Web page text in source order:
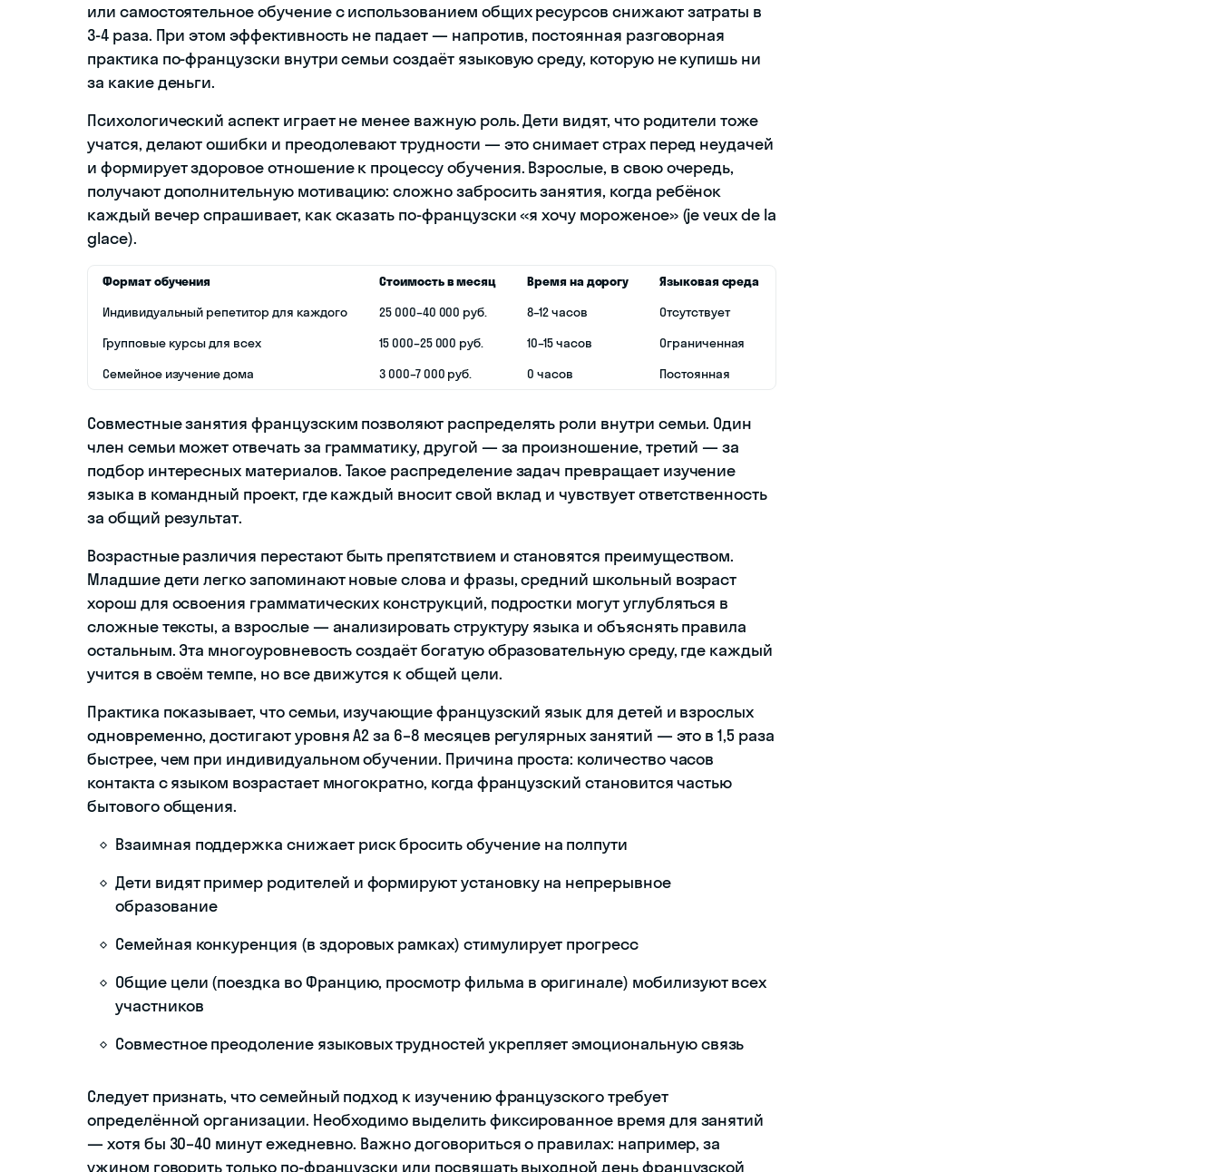
или самостоятельное обучение с использованием общих ресурсов снижают затраты в
3-4 раза. При этом эффективность не падает — напротив, постоянная разговорная
практика по-французски внутри семьи создаёт языковую среду, которую не купишь ни
за какие деньги.
Психологический аспект играет не менее важную роль. Дети видят, что родители тоже
учатся, делают ошибки и преодолевают трудности — это снимает страх перед неудачей
и формирует здоровое отношение к процессу обучения. Взрослые, в свою очередь,
получают дополнительную мотивацию: сложно забросить занятия, когда ребёнок
каждый вечер спрашивает, как сказать по-французски «я хочу мороженое» (je veux de la
glace).
Формат обучения Стоимость в месяц Время на дорогу
Языковая среда
Индивидуальный репетитор для каждого
25 000–40 000 руб. 8–12 часов
Отсутствует
Групповые курсы для всех
15 000–25 000 руб. 10–15 часов
Ограниченная
Семейное изучение дома
3 000–7 000 руб. 0 часов Постоянная
Совместные занятия французским позволяют распределять роли внутри семьи. Один
член семьи может отвечать за грамматику, другой — за произношение, третий — за
подбор интересных материалов. Такое распределение задач превращает изучение
языка в командный проект, где каждый вносит свой вклад и чувствует ответственность
за общий результат.
Возрастные различия перестают быть препятствием и становятся преимуществом.
Младшие дети легко запоминают новые слова и фразы, средний школьный возраст
хорош для освоения грамматических конструкций, подростки могут углубляться в
сложные тексты, а взрослые — анализировать структуру языка и объяснять правила
остальным. Эта многоуровневость создаёт богатую образовательную среду, где каждый
учится в своём темпе, но все движутся к общей цели.
Практика показывает, что семьи, изучающие французский язык для детей и взрослых
одновременно, достигают уровня A2 за 6–8 месяцев регулярных занятий — это в 1,5 раза
быстрее, чем при индивидуальном обучении. Причина проста: количество часов
контакта с языком возрастает многократно, когда французский становится частью
бытового общения.
Взаимная поддержка снижает риск бросить обучение на полпути
Дети видят пример родителей и формируют установку на непрерывное
образование
Семейная конкуренция (в здоровых рамках) стимулирует прогресс
Общие цели (поездка во Францию, просмотр фильма в оригинале) мобилизуют всех
участников
Совместное преодоление языковых трудностей укрепляет эмоциональную связь
Следует признать, что семейный подход к изучению французского требует
определённой организации. Необходимо выделить фиксированное время для занятий
— хотя бы 30–40 минут ежедневно. Важно договориться о правилах: например, за
ужином говорить только по-французски или посвящать выходной день французской